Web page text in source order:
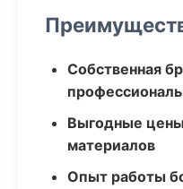
Собственная
Выгодные
материалов
Опыт работы